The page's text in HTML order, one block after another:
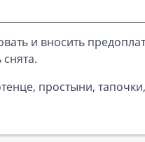
и вносить
простыни,